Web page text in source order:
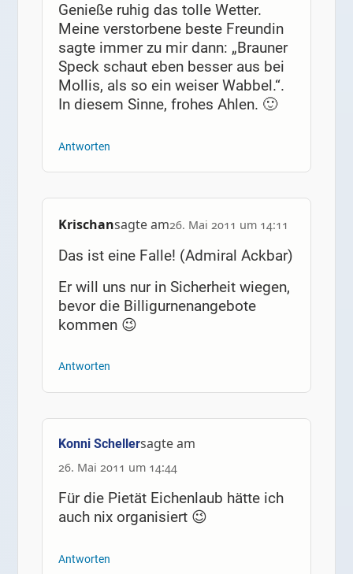
Genieße ruhig das tolle Wetter.
Meine verstorbene beste Freundin
sagte immer zu mir dann: „Brauner
Speck schaut eben besser aus bei
Mollis, als so ein weiser Wabbel.“.
In diesem Sinne, frohes Ahlen. 🙂
Antworten
Krischansagte am26. Mai 2011 um 14:11
Das ist eine Falle! (Admiral Ackbar)
Er will uns nur in Sicherheit wiegen,
bevor die Billigurnenangebote
kommen 😉
Antworten
Konni Schellersagte am
26. Mai 2011 um 14:44
Für die Pietät Eichenlaub hätte ich
auch nix organisiert 😉
Antworten